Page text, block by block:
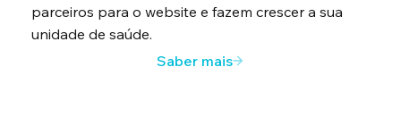
parceiros para o website e fazem crescer a sua
unidade de saúde.
Saber mais